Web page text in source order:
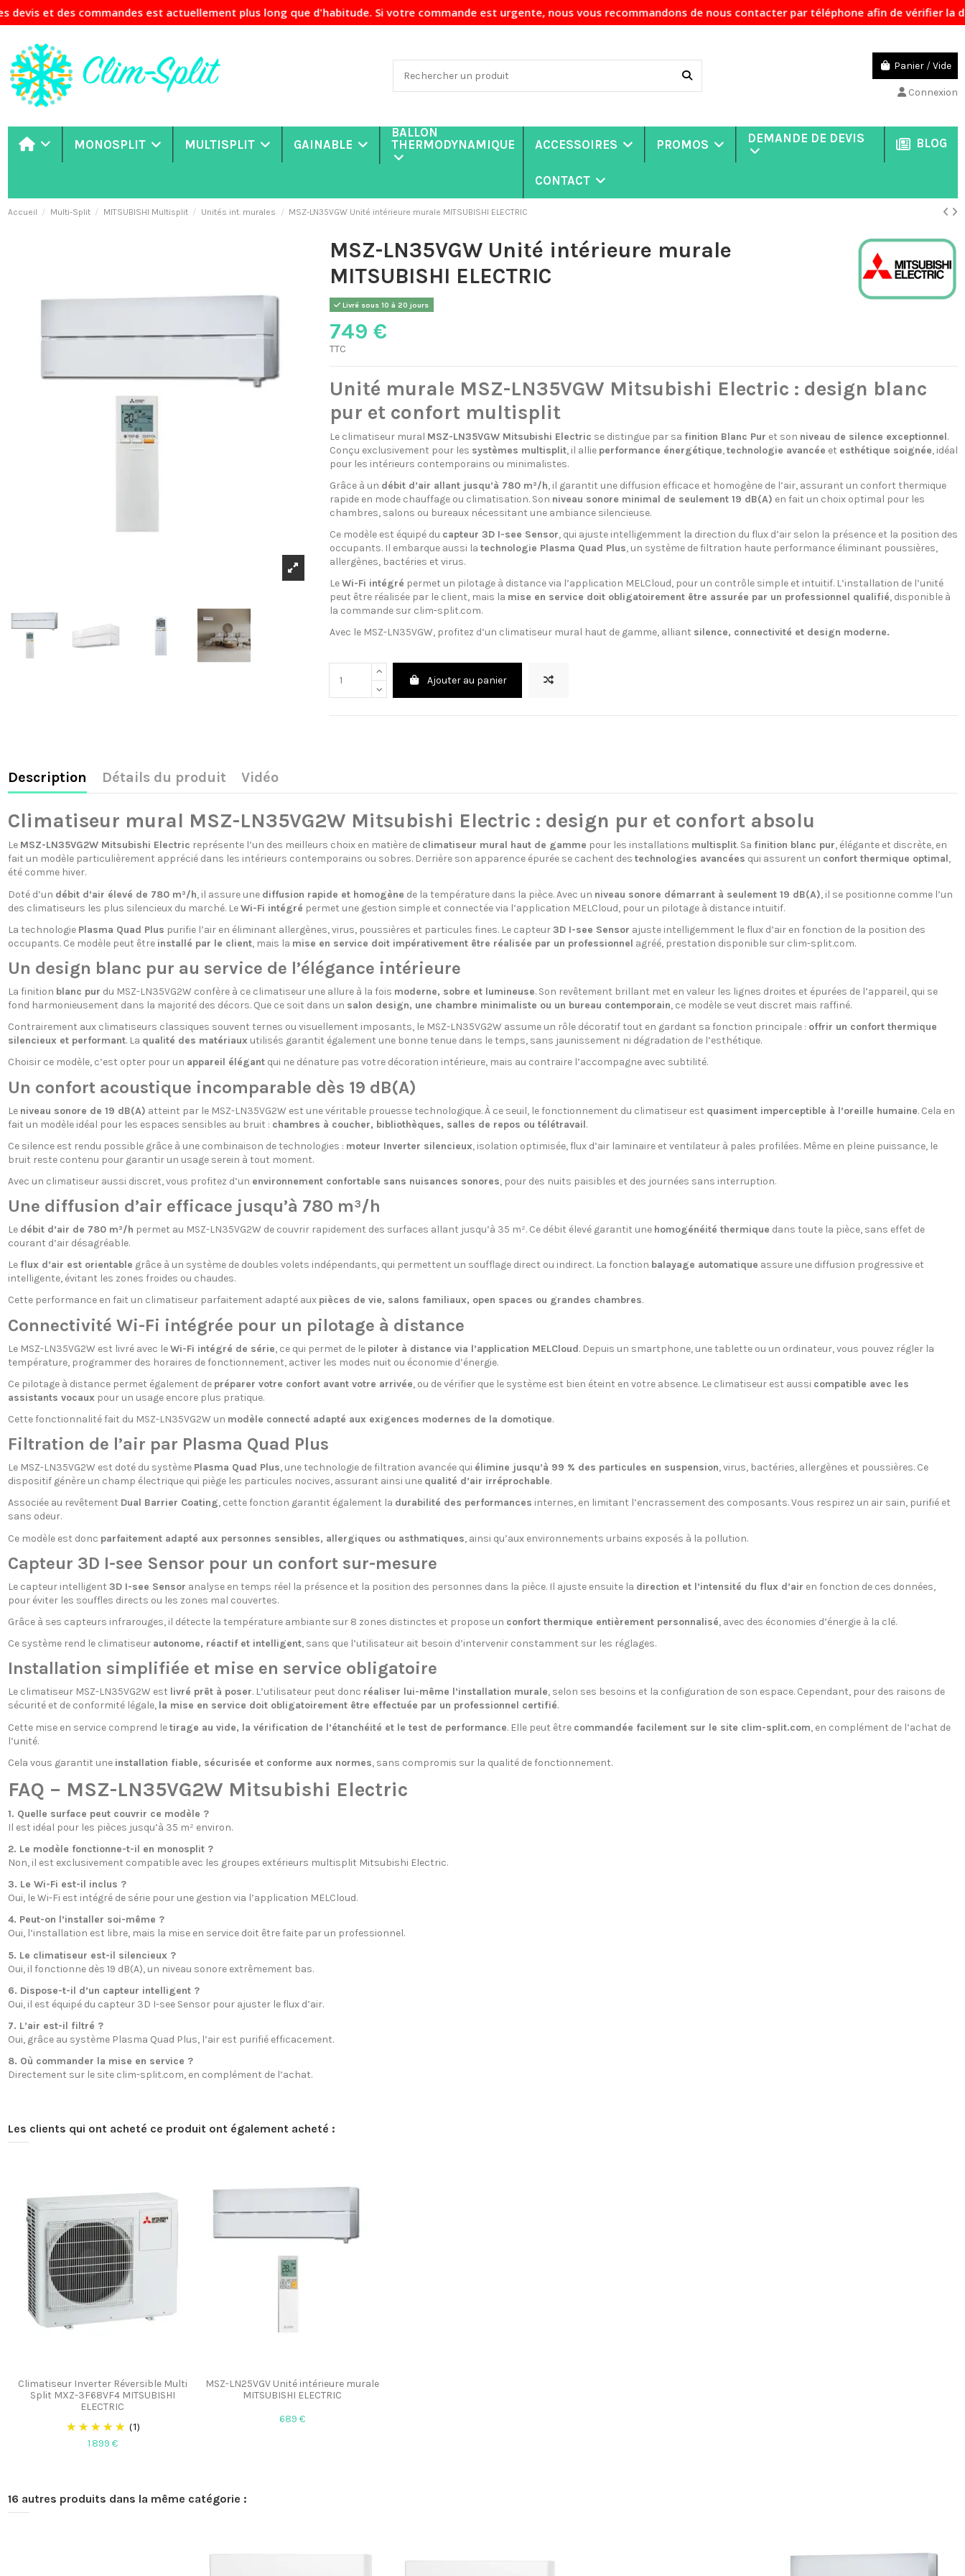
est actuellement plus long que d'habitude. Si votre commande est urgente, nous vous recommandons de nous contacter par téléphone afin de vérifier la disponibilité
Panier /Vide
Connexion
MONOSPLIT MULTISPLIT GAINABLE
BALLON
THERMODYNAMIQUE
ACCESSOIRES PROMOS DEMANDE DE DEVIS BLOG
CONTACT
Accueil Multi-Split MITSUBISHI Multisplit Unités int. murales MSZ-LN35VGW Unité intérieure murale MITSUBISHI ELECTRIC
MSZ-LN35VGW Unité intérieure murale
MITSUBISHI ELECTRIC
Livré sous 10 à 20 jours
749 €
TTC
Unité murale MSZ-LN35VGW Mitsubishi Electric : design blanc
pur et confort multisplit
Le climatiseur mural MSZ-LN35VGW Mitsubishi Electric se distingue par sa finition Blanc Pur et son niveau de silence exceptionnel.
Conçu exclusivement pour les systèmes multisplit, il allie performance énergétique,technologie avancée et esthétique soignée, idéal
pour les intérieurs contemporains ou minimalistes.
Grâce à un débit d’air allant jusqu’à 780 m³/h, il garantit une diffusion efficace et homogène de l’air, assurant un confort thermique
rapide en mode chauffage ou climatisation. Son niveau sonore minimal de seulement 19 dB(A) en fait un choix optimal pour les
chambres, salons ou bureaux nécessitant une ambiance silencieuse.
Ce modèle est équipé du capteur 3D I-see Sensor, qui ajuste intelligemment la direction du flux d’air selon la présence et la position des
occupants. Il embarque aussi la technologie Plasma Quad Plus, un système de filtration haute performance éliminant poussières,
allergènes, bactéries et virus.
LeWi-Fi intégré permet un pilotage à distance via l’application MELCloud, pour un contrôle simple et intuitif. L’installation de l’unité
peut être réalisée par le client, mais la mise en service doit obligatoirement être assurée par un professionnel qualifié, disponible à
la commande sur clim-split.com.
Avec le MSZ-LN35VGW, profitez d’un climatiseur mural haut de gamme, alliant silence, connectivité et design moderne.
Ajouter au panier
Description Détails du produit Vidéo
Climatiseur mural MSZ-LN35VG2W Mitsubishi Electric : design pur et confort absolu
Le MSZ-LN35VG2W Mitsubishi Electric représente l’un des meilleurs choix en matière de climatiseur mural haut de gamme pour les installations multisplit. Sa finition blanc pur, élégante et discrète, en
fait un modèle particulièrement apprécié dans les intérieurs contemporains ou sobres. Derrière son apparence épurée se cachent des technologies avancées qui assurent un confort thermique optimal,
été comme hiver.
Doté d’un débit d’air élevé de 780 m³/h, il assure une diffusion rapide et homogène de la température dans la pièce. Avec un niveau sonore démarrant à seulement 19 dB(A), il se positionne comme l’un
des climatiseurs les plus silencieux du marché. LeWi-Fi intégré permet une gestion simple et connectée via l’application MELCloud, pour un pilotage à distance intuitif.
La technologie Plasma Quad Plus purifie l’air en éliminant allergènes, virus, poussières et particules fines. Le capteur3D I-see Sensor ajuste intelligemment le flux d’air en fonction de la position des
occupants. Ce modèle peut être installé par le client, mais la mise en service doit impérativement être réalisée par un professionnel agréé, prestation disponible sur clim-split.com.
Un design blanc pur au service de l’élégance intérieure
La finition blanc pur du MSZ-LN35VG2W confère à ce climatiseur une allure à la fois moderne, sobre et lumineuse. Son revêtement brillant met en valeur les lignes droites et épurées de l’appareil, qui se
fond harmonieusement dans la majorité des décors. Que ce soit dans un salon design, une chambre minimaliste ou un bureau contemporain, ce modèle se veut discret mais raffiné.
Contrairement aux climatiseurs classiques souvent ternes ou visuellement imposants, le MSZ-LN35VG2W assume un rôle décoratif tout en gardant sa fonction principale : offrir un confort thermique
silencieux et performant. La qualité des matériauxutilisés garantit également une bonne tenue dans le temps, sans jaunissement ni dégradation de l’esthétique.
Choisir ce modèle, c’est opter pour un appareil élégantqui ne dénature pas votre décoration intérieure, mais au contraire l’accompagne avec subtilité.
Un confort acoustique incomparable dès 19 dB(A)
Le niveau sonore de 19 dB(A) atteint par le MSZ-LN35VG2W est une véritable prouesse technologique. À ce seuil, le fonctionnement du climatiseur est quasiment imperceptible à l’oreille humaine. Cela en
fait un modèle idéal pour les espaces sensibles au bruit : chambres à coucher, bibliothèques, salles de repos ou télétravail.
Ce silence est rendu possible grâce à une combinaison de technologies : moteur Inverter silencieux, isolation optimisée, flux d’air laminaire et ventilateur à pales profilées. Même en pleine puissance, le
bruit reste contenu pour garantir un usage serein à tout moment.
Avec un climatiseur aussi discret, vous profitez d’un environnement confortable sans nuisances sonores, pour des nuits paisibles et des journées sans interruption.
Une diffusion d’air efficace jusqu’à 780 m³/h
Le débit d’air de 780 m³/h permet au MSZ-LN35VG2W de couvrir rapidement des surfaces allant jusqu’à 35 m². Ce débit élevé garantit une homogénéité thermique dans toute la pièce, sans effet de
courant d’air désagréable.
Le flux d’air est orientable grâce à un système de doubles volets indépendants, qui permettent un soufflage direct ou indirect. La fonction balayage automatique assure une diffusion progressive et
intelligente, évitant les zones froides ou chaudes.
Cette performance en fait un climatiseur parfaitement adapté aux pièces de vie, salons familiaux, open spaces ou grandes chambres.
Connectivité Wi-Fi intégrée pour un pilotage à distance
Le MSZ-LN35VG2W est livré avec leWi-Fi intégré de série, ce qui permet de le piloter à distance via l’application MELCloud. Depuis un smartphone, une tablette ou un ordinateur, vous pouvez régler la
température, programmer des horaires de fonctionnement, activer les modes nuit ou économie d’énergie.
Ce pilotage à distance permet également de préparer votre confort avant votre arrivée, ou de vérifier que le système est bien éteint en votre absence. Le climatiseur est aussi compatible avec les
assistants vocauxpour un usage encore plus pratique.
Cette fonctionnalité fait du MSZ-LN35VG2W un modèle connecté adapté aux exigences modernes de la domotique.
Filtration de l’air par Plasma Quad Plus
Le MSZ-LN35VG2W est doté du système Plasma Quad Plus, une technologie de filtration avancée qui élimine jusqu’à 99 % des particules en suspension, virus, bactéries, allergènes et poussières. Ce
dispositif génère un champ électrique qui piège les particules nocives, assurant ainsi une qualité d’air irréprochable.
Associée au revêtement Dual Barrier Coating, cette fonction garantit également la durabilité des performances internes, en limitant l’encrassement des composants. Vous respirez un air sain, purifié et
sans odeur.
Ce modèle est donc parfaitement adapté aux personnes sensibles, allergiques ou asthmatiques, ainsi qu’aux environnements urbains exposés à la pollution.
Capteur 3D I-see Sensor pour un confort sur-mesure
Le capteur intelligent 3D I-see Sensor analyse en temps réel la présence et la position des personnes dans la pièce. Il ajuste ensuite la direction et l’intensité du flux d’air en fonction de ces données,
pour éviter les souffles directs ou les zones mal couvertes.
Grâce à ses capteurs infrarouges, il détecte la température ambiante sur 8 zones distinctes et propose un confort thermique entièrement personnalisé, avec des économies d’énergie à la clé.
Ce système rend le climatiseur autonome, réactif et intelligent, sans que l’utilisateur ait besoin d’intervenir constamment sur les réglages.
Installation simplifiée et mise en service obligatoire
Le climatiseur MSZ-LN35VG2W est livré prêt à poser. L’utilisateur peut donc réaliser lui-même l’installation murale, selon ses besoins et la configuration de son espace. Cependant, pour des raisons de
sécurité et de conformité légale, la mise en service doit obligatoirement être effectuée par un professionnel certifié.
Cette mise en service comprend letirage au vide, la vérification de l’étanchéité et le test de performance. Elle peut être commandée facilement sur le site clim-split.com, en complément de l’achat de
l’unité.
Cela vous garantit une installation fiable, sécurisée et conforme aux normes, sans compromis sur la qualité de fonctionnement.
FAQ – MSZ-LN35VG2W Mitsubishi Electric
1. Quelle surface peut couvrir ce modèle ?
Il est idéal pour les pièces jusqu’à 35 m² environ.
2. Le modèle fonctionne-t-il en monosplit ?
Non, il est exclusivement compatible avec les groupes extérieurs multisplit Mitsubishi Electric.
3. Le Wi-Fi est-il inclus ?
Oui, le Wi-Fi est intégré de série pour une gestion via l’application MELCloud.
4. Peut-on l’installer soi-même ?
Oui, l’installation est libre, mais la mise en service doit être faite par un professionnel.
5. Le climatiseur est-il silencieux ?
Oui, il fonctionne dès 19 dB(A), un niveau sonore extrêmement bas.
6. Dispose-t-il d’un capteur intelligent ?
Oui, il est équipé du capteur 3D I-see Sensor pour ajuster le flux d’air.
7. L’air est-il filtré ?
Oui, grâce au système Plasma Quad Plus, l’air est purifié efficacement.
8. Où commander la mise en service ?
Directement sur le site clim-split.com, en complément de l’achat.
Les clients qui ont acheté ce produit ont également acheté :
Climatiseur Inverter Réversible Multi
Split MXZ-3F68VF4 MITSUBISHI
ELECTRIC
(1)
1 899 €
MSZ-LN25VGV Unité intérieure murale
MITSUBISHI ELECTRIC
689 €
16 autres produits dans la même catégorie :